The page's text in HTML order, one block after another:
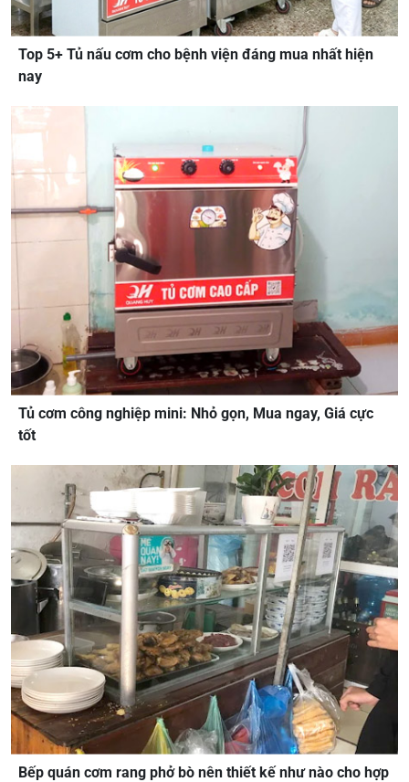
Top 5+ Tủ nấu cơm cho bệnh viện đáng mua nhất hiện
nay
Tủ cơm công nghiệp mini: Nhỏ gọn, Mua ngay, Giá cực
tốt
Bếp quán cơm rang phở bò nên thiết kế như nào cho hợp